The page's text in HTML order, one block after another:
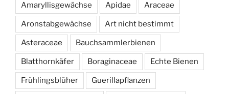
Amaryllisgewächse Apidae Araceae
Aronstabgewächse Art nicht bestimmt
Asteraceae Bauchsammlerbienen
Blatthornkäfer Boraginaceae Echte Bienen
Frühlingsblüher Guerillapflanzen